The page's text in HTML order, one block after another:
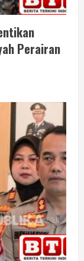
Perairan